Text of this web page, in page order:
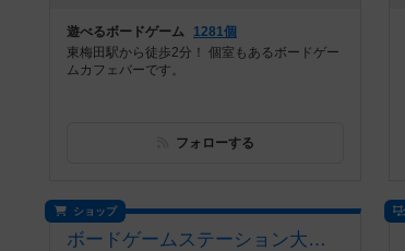
遊べるボードゲーム
1281個
東梅田駅から徒歩2分！ 個室もあるボードゲー
ムカフェバーです。
フォローする
ショップ
ボードゲームステーション大宮店